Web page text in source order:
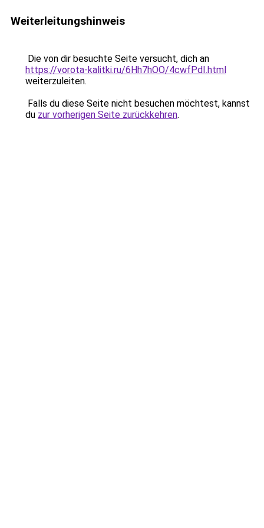
Weiterleitungshinweis
Die von dir besuchte Seite versucht, dich an
https://vorota-kalitki.ru/6Hh7hOO/4cwfPdI.html
weiterzuleiten.
Falls du diese Seite nicht besuchen möchtest, kannst
du zur vorherigen Seite zurückkehren.